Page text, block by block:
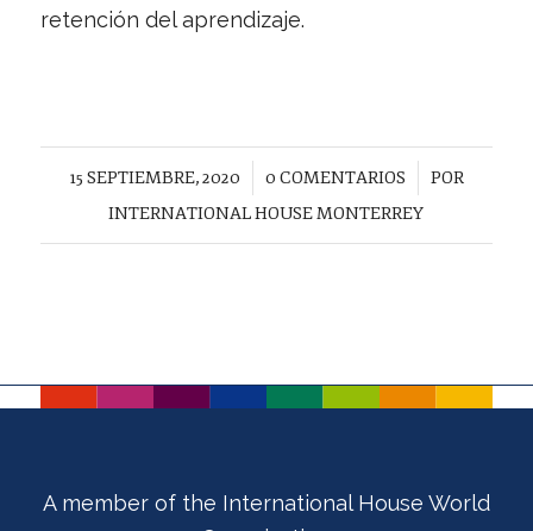
retención del aprendizaje.
15 SEPTIEMBRE, 2020
/ 0 COMENTARIOS
/
POR
INTERNATIONAL HOUSE MONTERREY
A member of the International House World